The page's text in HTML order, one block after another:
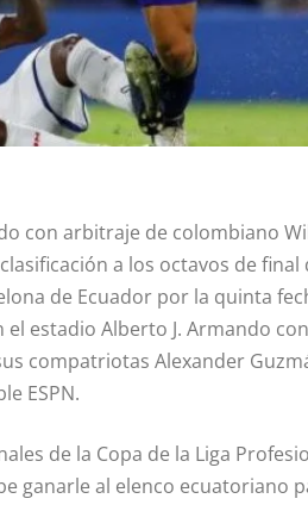
con arbitraje de colombiano
a los octavos de final
de Ecuador por la quinta
estadio Alberto J. Armando
compatriotas Alexander
ESPN.
de la Copa de la Liga
ganarle al elenco ecuatoriano